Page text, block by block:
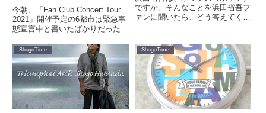
今朝、「Fan Club Concert Tour
2021」開催予定の6都市は緊急事
態宣言中と書いたばかりだった。
Welcome Back to The Rock
Show "EVE...
ですか。そんなことを浜田省吾フ
ァンに聞いたら、どう答えてくれ
「若かった頃はポップを歌うとっ
たな」といようなことを想像し
た。わたし自身、浜田省吾はポッ
プ。...
ShogoTime ShogoTime